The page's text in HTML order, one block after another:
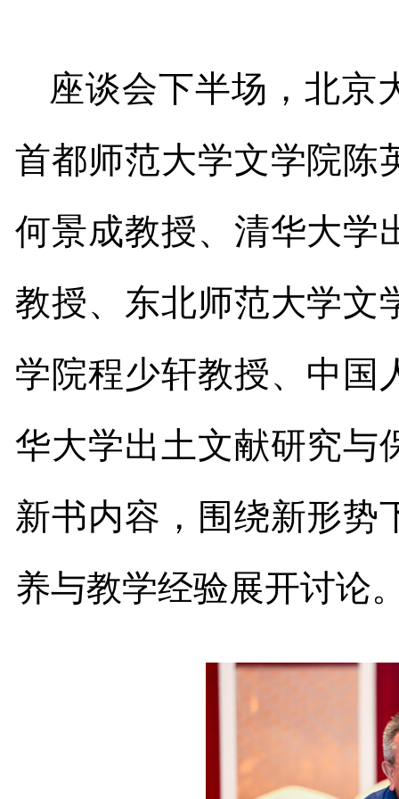
座谈会下半场，北京
首都师范大学文学院陈
何景成教授、清华大学
教授、东北师范大学文
学院程少轩教授、中国
华大学出土文献研究与
新书内容，围绕新形势
养与教学经验展开讨论